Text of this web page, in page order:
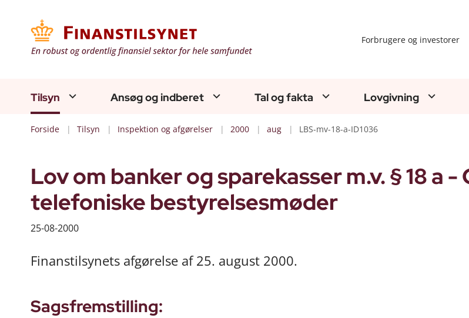
Forbrugere og investorer
Tilsyn Ansøg og indberet Tal og fakta Lovgivning
Forside Tilsyn Inspektion og afgørelser 2000 aug LBS-mv-18-a-ID1036
Lov om banker og sparekasser m.v. § 18 a -
telefoniske bestyrelsesmøder
25-08-2000
Finanstilsynets afgørelse af 25. august 2000.
Sagsfremstilling: